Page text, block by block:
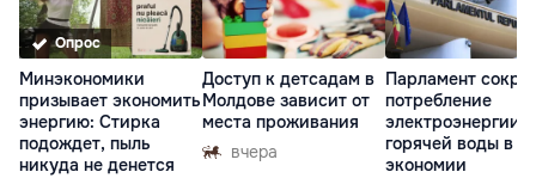
Опрос
Минэкономики
призывает экономить
энергию: Стирка
подождет, пыль
никуда не денется
Доступ к детсадам в
Молдове зависит от
места проживания
вчера
Парламент
потребление
электроэнергии и
горячей воды в
экономии